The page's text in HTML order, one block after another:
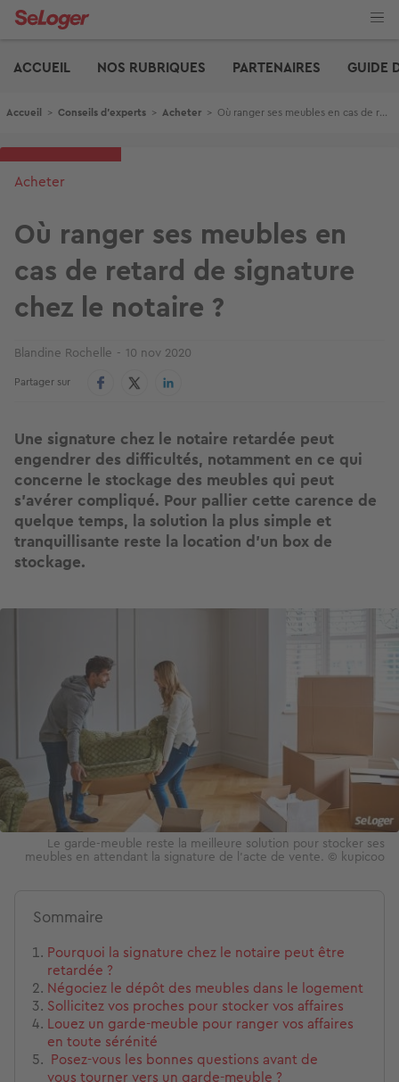
Aller
ACCUEIL
NOS RUBRIQUES PARTENAIRES GUIDE
Fil d'Ariane
Accueil > Conseils d'experts > Acheter > Où ranger ses meubles en cas de retard de signature chez le notaire ?
Acheter
Où ranger ses meubles en
cas de retard de signature
chez le notaire ?
Blandine Rochelle 10 nov 2020
Partager sur
Une signature chez le notaire retardée peut
engendrer des difficultés, notamment en ce qui
concerne le stockage des meubles qui peut
s’avérer compliqué. Pour pallier cette carence de
quelque temps, la solution la plus simple et
tranquillisante reste la location d’un box de
stockage.
Image
Le garde-meuble reste la meilleure solution pour stocker ses
meubles en attendant la signature de l'acte de vente. © kupicoo
Sommaire
Pourquoi la signature chez le notaire peut être
retardée ?
Négociez le dépôt des meubles dans le logement
Sollicitez vos proches pour stocker vos affaires
Louez un garde-meuble pour ranger vos affaires
en toute sérénité
Posez-vous les bonnes questions avant de
vous tourner vers un garde-meuble ?